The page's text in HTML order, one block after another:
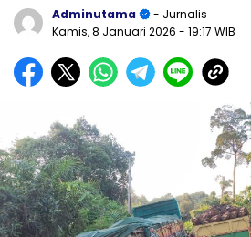
Adminutama
- Jurnalis
Kamis, 8 Januari 2026 - 19:17 WIB